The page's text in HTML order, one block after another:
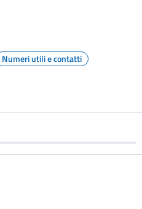
Numeri utili e contatti